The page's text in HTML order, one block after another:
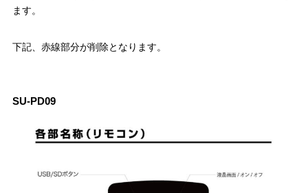
ます。
下記、赤線部分が削除となります。
SU-PD09